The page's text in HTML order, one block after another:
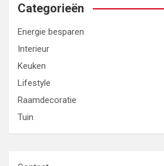
Categorieën
Energie besparen
Interieur
Keuken
Lifestyle
Raamdecoratie
Tuin